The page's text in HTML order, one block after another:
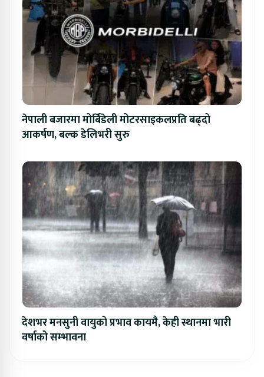
नेपाली बजारमा मोर्बिडेली मोटरसाइकलप्रति बढ्दो
आकर्षण, बल्क डेलिभरी सुरु
देशभर मनसुनी वायुको प्रभाव कायमै, केही स्थानमा भारी
वर्षाको सम्भावना